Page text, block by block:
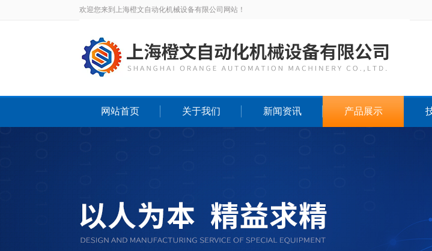
欢迎您来到上海橙文自动化机械设备有限公司网站！
网站首页 关于我们 新闻资讯 产品展示